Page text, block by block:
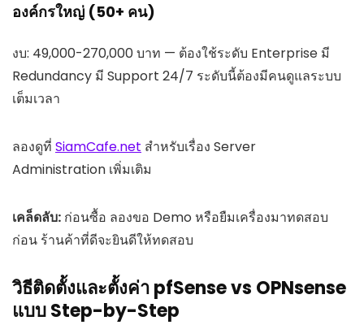
องค์กรใหญ่ (50+ คน)
งบ: 49,000-270,000 บาท — ต้องใช้ระดับ Enterprise มี
Redundancy มี Support 24/7 ระดับนี้ต้องมีคนดูแลระบบ
เต็มเวลา
ลองดูที่ SiamCafe.net สำหรับเรื่อง Server
Administration เพิ่มเติม
เคล็ดลับ: ก่อนซื้อ ลองขอ Demo หรือยืมเครื่องมาทดสอบ
ก่อน ร้านค้าที่ดีจะยินดีให้ทดสอบ
วิธีติดตั้งและตั้งค่า pfSense vs OPNsense
แบบ Step-by-Step